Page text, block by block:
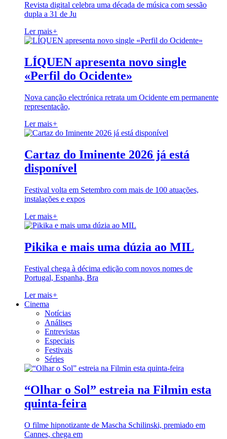
Revista digital celebra uma década de música com sessão
dupla a 31 de Ju
Ler mais+
LÍQUEN apresenta novo single
«Perfil do Ocidente»
Nova canção electrónica retrata um Ocidente em permanente
representação,
Ler mais+
Cartaz do Iminente 2026 já está
disponível
Festival volta em Setembro com mais de 100 atuações,
instalações e expos
Ler mais+
Pikika e mais uma dúzia ao MIL
Festival chega à décima edição com novos nomes de
Portugal, Espanha, Bra
Ler mais+
Cinema
Notícias
Análises
Entrevistas
Especiais
Festivais
Séries
“Olhar o Sol” estreia na Filmin esta
quinta-feira
O filme hipnotizante de Mascha Schilinski, premiado em
Cannes, chega em